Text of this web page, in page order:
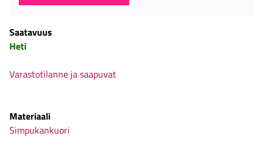
Saatavuus
Heti
Varastotilanne ja saapuvat
Materiaali
Simpukankuori